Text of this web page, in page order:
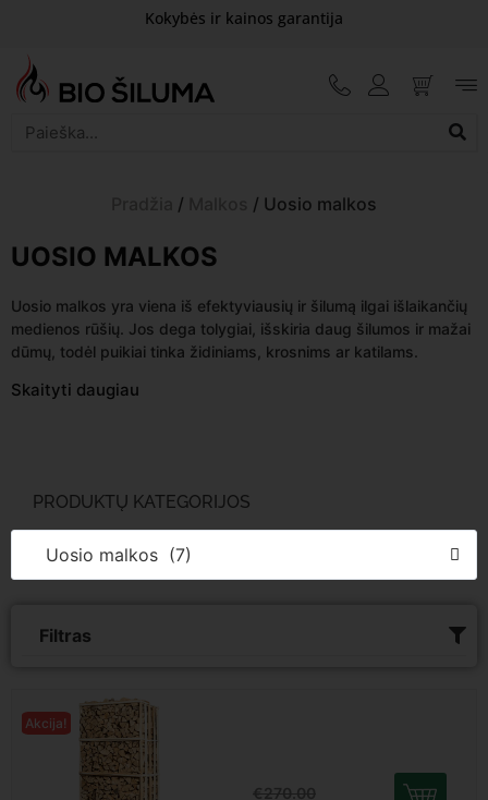
Kokybės ir kainos garantija
/ / Uosio malkos
UOSIO MALKOS
Uosio malkos yra viena iš efektyviausių ir šilumą ilgai išlaikančių
medienos rūšių. Jos dega tolygiai, išskiria daug šilumos ir mažai
dūmų, todėl puikiai tinka židiniams, krosnims ar katilams.
Skaityti daugiau
PRODUKTŲ KATEGORIJOS
Uosio malkos (7)
Filtras
Akcija!
€270.00